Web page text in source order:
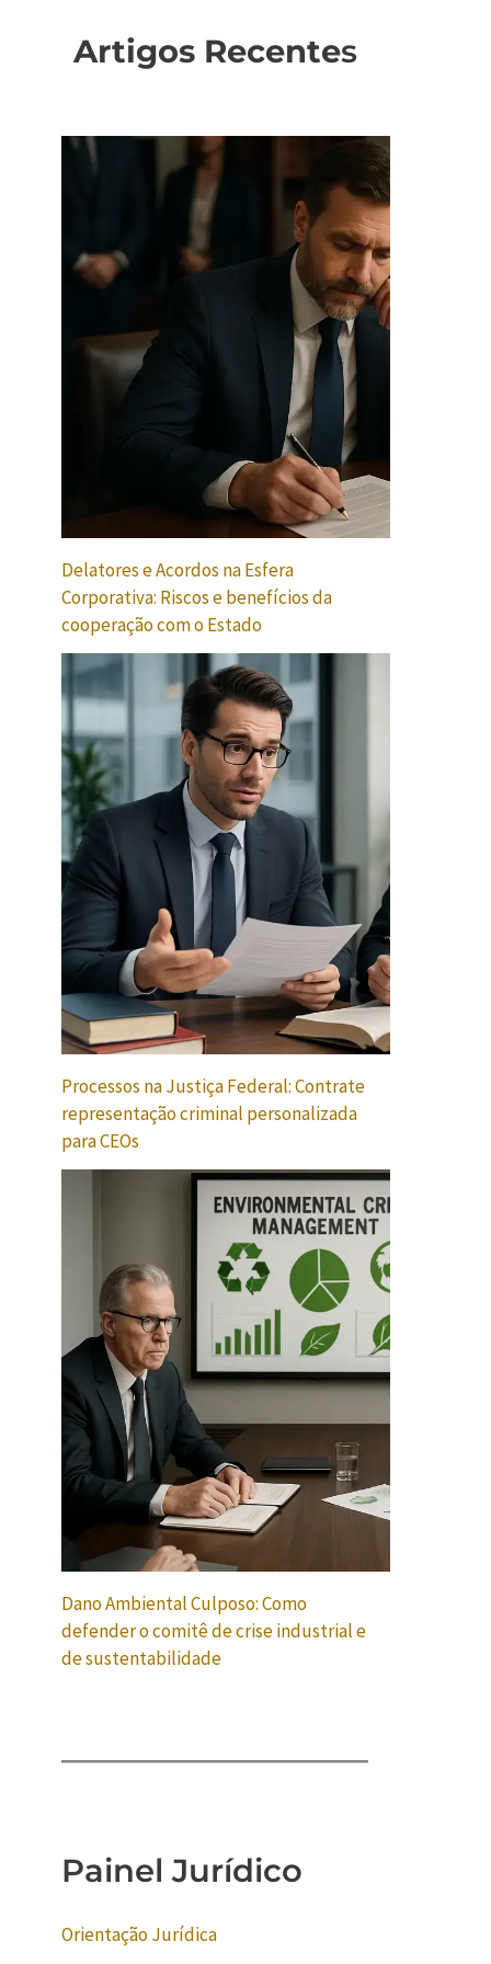
Artigos Recentes
Delatores e Acordos na Esfera
Corporativa: Riscos e benefícios da
cooperação com o Estado
Processos na Justiça Federal: Contrate
representação criminal personalizada
para CEOs
Dano Ambiental Culposo: Como
defender o comitê de crise industrial e
de sustentabilidade
Painel Jurídico
Orientação Jurídica